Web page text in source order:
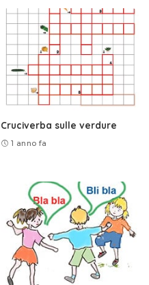
Cruciverba sulle verdure
1 anno fa